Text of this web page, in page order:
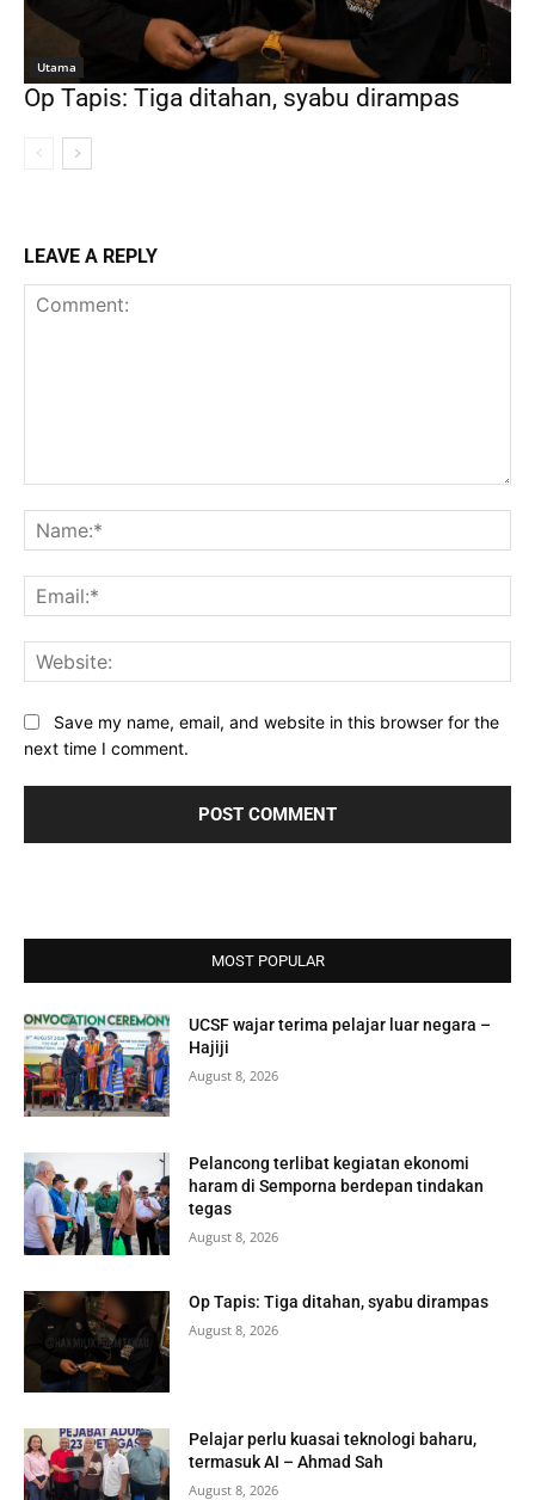
Utama
Op Tapis: Tiga ditahan, syabu dirampas
LEAVE A REPLY
Save my name, email, and website in this browser for the
next time I comment.
MOST POPULAR
UCSF wajar terima pelajar luar negara –
Hajiji
August 8, 2026
Pelancong terlibat kegiatan ekonomi
haram di Semporna berdepan tindakan
tegas
August 8, 2026
Op Tapis: Tiga ditahan, syabu dirampas
August 8, 2026
Pelajar perlu kuasai teknologi baharu,
termasuk AI – Ahmad Sah
August 8, 2026